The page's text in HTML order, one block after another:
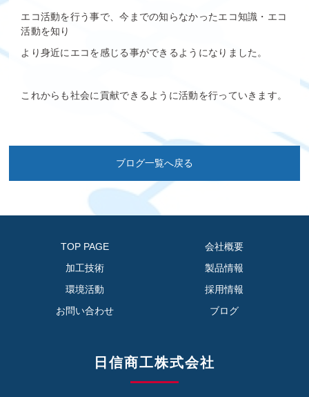
エコ活動を行う事で、今までの知らなかったエコ知識・エコ
活動を知り
より身近にエコを感じる事ができるようになりました。
これからも社会に貢献できるように活動を行っていきます。
ブログ一覧へ戻る
TOP PAGE
会社概要
加工技術
製品情報
環境活動
採用情報
お問い合わせ
ブログ
日信商工株式会社